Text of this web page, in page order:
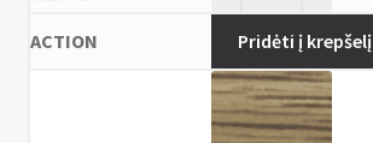
Pridėti į krepšelį